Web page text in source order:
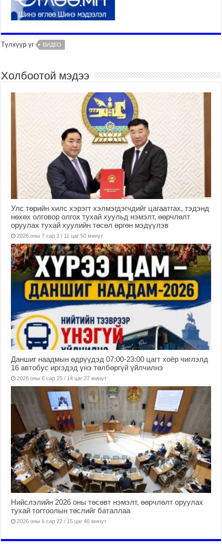
Түлхүүр үг ВИДЕО
Холбоотой мэдээ
Улс төрийн хилс хэрэгт хэлмэгдэгчдийг цагаатгах, тэдэнд
нөхөх олговор олгох тухай хуульд нэмэлт, өөрчлөлт
оруулах тухай хуулийн төсөл өргөн мэдүүлэв
2026 оны 7 сар 2 / 11 цаг 50 минут
Даншиг наадмын өдрүүдэд 07:00-23:00 цагт хоёр чиглэлд
16 автобус иргэдэд үнэ төлбөргүй үйлчилнэ
2026 оны 6 сар 25 / 14 цаг 27 минут
Нийслэлийн 2026 оны төсөвт нэмэлт, өөрчлөлт оруулах
тухай тогтоолын төслийг баталлаа
2026 оны 6 сар 22 / 15 цаг 40 минут